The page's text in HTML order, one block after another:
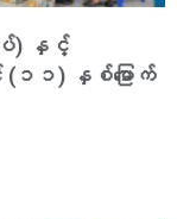
ပ်) နှင့်
၁၁) နှစ်မြောက်